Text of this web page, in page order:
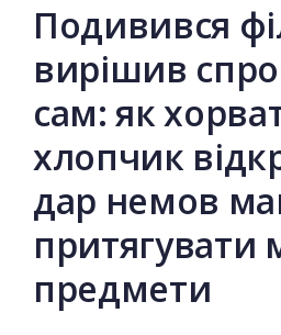
Подивився
вирішив
сам: як
хлопчик
дар немов
притягувати
предмети